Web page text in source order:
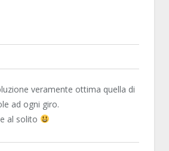
veramente ottima quella di
ad ogni giro.
al solito